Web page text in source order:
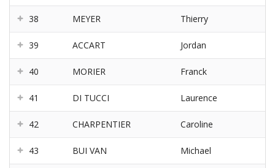
38 MEYER Thierry
39 ACCART Jordan
40 MORIER Franck
41 DI TUCCI Laurence
42 CHARPENTIER Caroline
43 BUI VAN Michael